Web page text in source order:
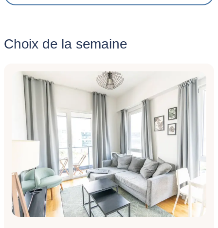
Choix de la semaine